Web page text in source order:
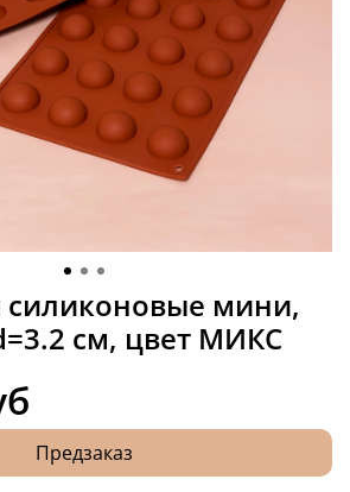
мини,
см, цвет МИКС
Предзаказ